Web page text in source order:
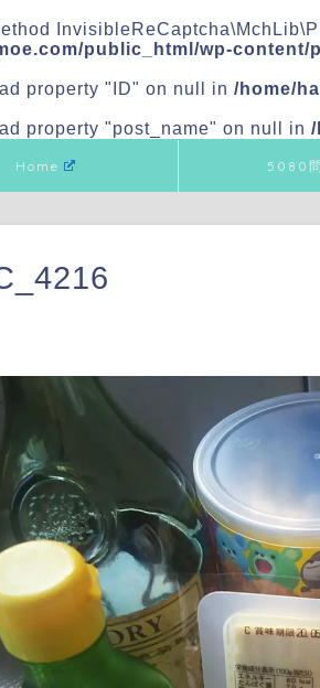
public_html/wp-
property "ID" on null in /home/
property "post_name" on null in /
Home 5080